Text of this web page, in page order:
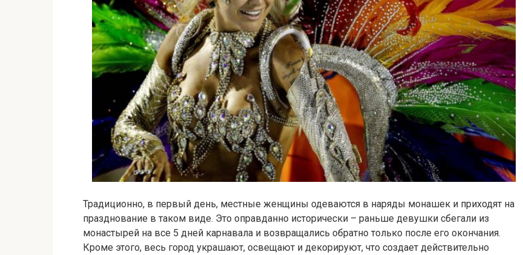
Традиционно, в первый день, местные женщины одеваются в наряды монашек и приходят на
празднование в таком виде. Это оправданно исторически – раньше девушки сбегали из
монастырей на все 5 дней карнавала и возвращались обратно только после его окончания.
Кроме этого, весь город украшают, освещают и декорируют, что создает действительно